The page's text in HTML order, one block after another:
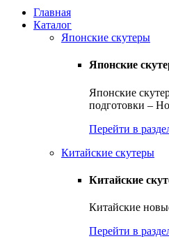
Главная
Каталог
Японские скутеры
Японские
Японские
подготовки –
Перейти в
Китайские скутеры
Китайские
Китайские
Перейти в